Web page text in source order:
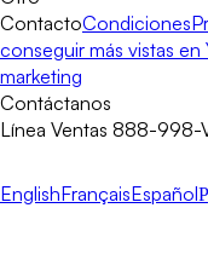
ContactoCondiciones
conseguir más vistas en
marketing
Contáctanos
Línea Ventas 888-998-
EnglishFrançaisEspañol